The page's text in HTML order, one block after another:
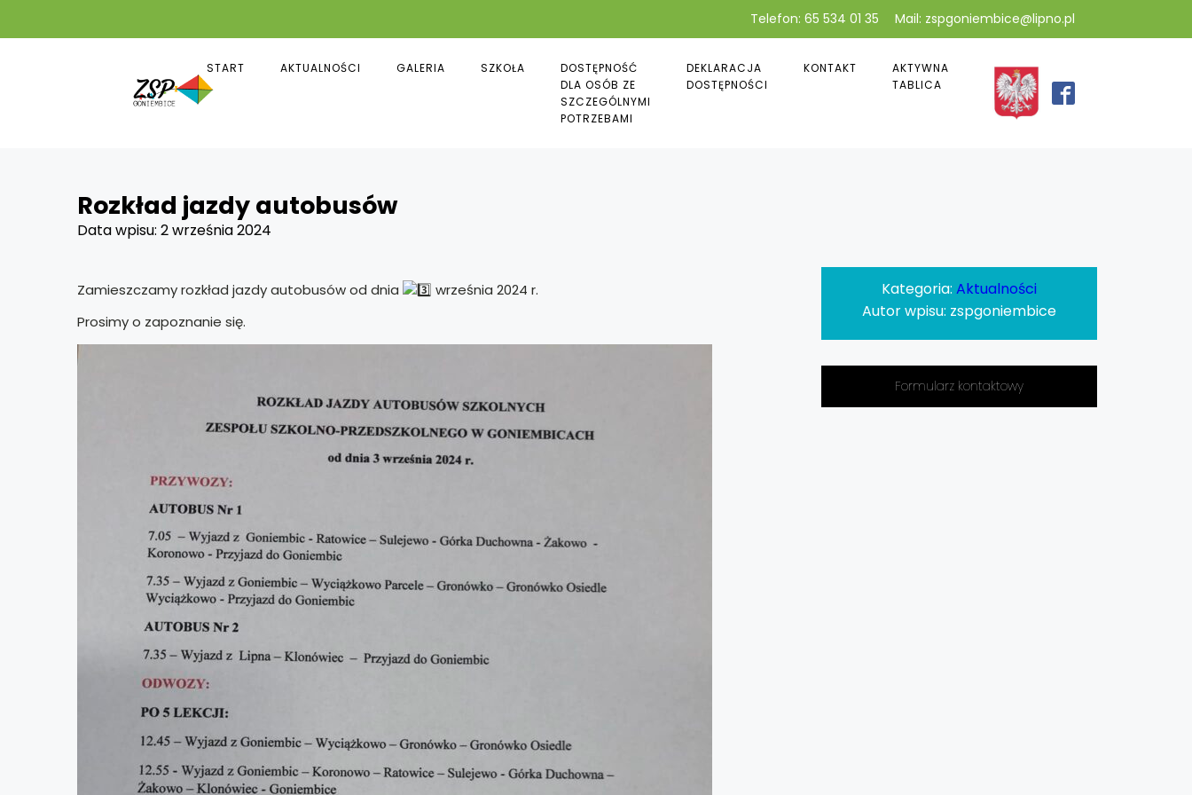
Telefon: 65 534 01 35 Mail: zspgoniembice@lipno.pl
START AKTUALNOŚCI GALERIA SZKOŁA
DOSTĘPNOŚĆ
DLA OSÓB ZE
SZCZEGÓLNYMI
POTRZEBAMI
DEKLARACJA
DOSTĘPNOŚCI
KONTAKT
AKTYWNA
TABLICA
Rozkład jazdy autobusów
Data wpisu:2 września 2024
Zamieszczamy rozkład jazdy autobusów od dnia
września 2024 r.
Prosimy o zapoznanie się.
Kategoria: Aktualności
Autor wpisu: zspgoniembice
Formularz kontaktowy